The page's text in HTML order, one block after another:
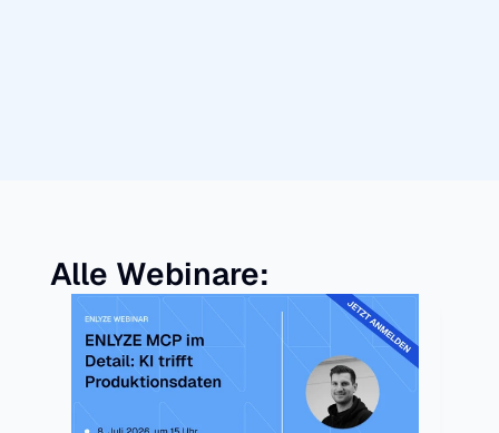
Alle Webinare: